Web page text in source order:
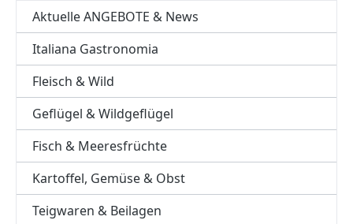
Aktuelle ANGEBOTE & News
Italiana Gastronomia
Fleisch & Wild
Geflügel & Wildgeflügel
Fisch & Meeresfrüchte
Kartoffel, Gemüse & Obst
Teigwaren & Beilagen